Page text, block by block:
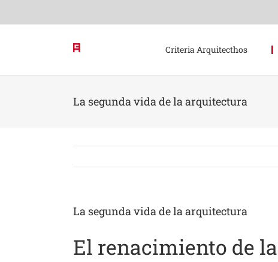
content
Criteria Arquitecthos
La segunda vida de la arquitectura
La segunda vida de la arquitectura
El renacimiento de